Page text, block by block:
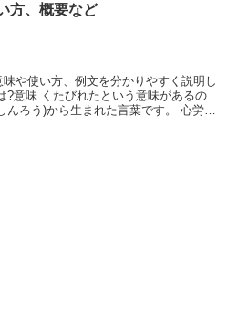
方、概要など
や使い方、例文を分かりやすく説明し
?意味 くたびれたという意味があるの
んろう)から生まれた言葉です。 心労